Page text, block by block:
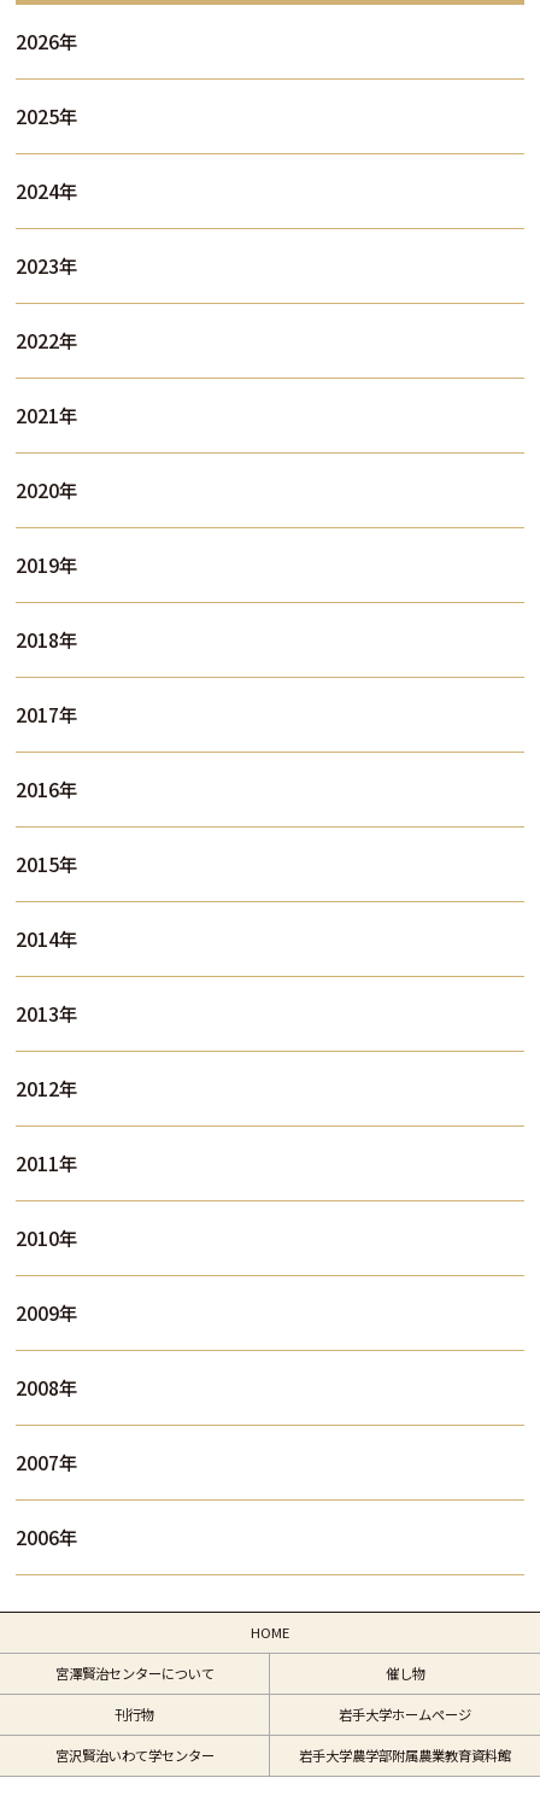
2026年
2025年
2024年
2023年
2022年
2021年
2020年
2019年
2018年
2017年
2016年
2015年
2014年
2013年
2012年
2011年
2010年
2009年
2008年
2007年
2006年
HOME
宮澤賢治センターについて 催し物
刊行物 岩手大学ホームページ
宮沢賢治いわて学センター 岩手大学農学部附属農業教育資料館